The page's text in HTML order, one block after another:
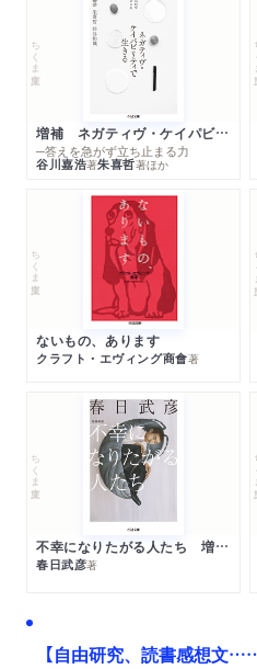
ちくま文庫
増補 ネガティヴ・ケイパビリティで生きる
─答えを急がず立ち止まる力
谷川嘉浩著朱喜哲著ほか
ち
ちくま文庫
ないもの、あります
クラフト・エヴィング商會著
ち
ちくま文庫
不幸になりたがる人たち 増補新版
春日武彦著
ち
【自由研究、読書感想文